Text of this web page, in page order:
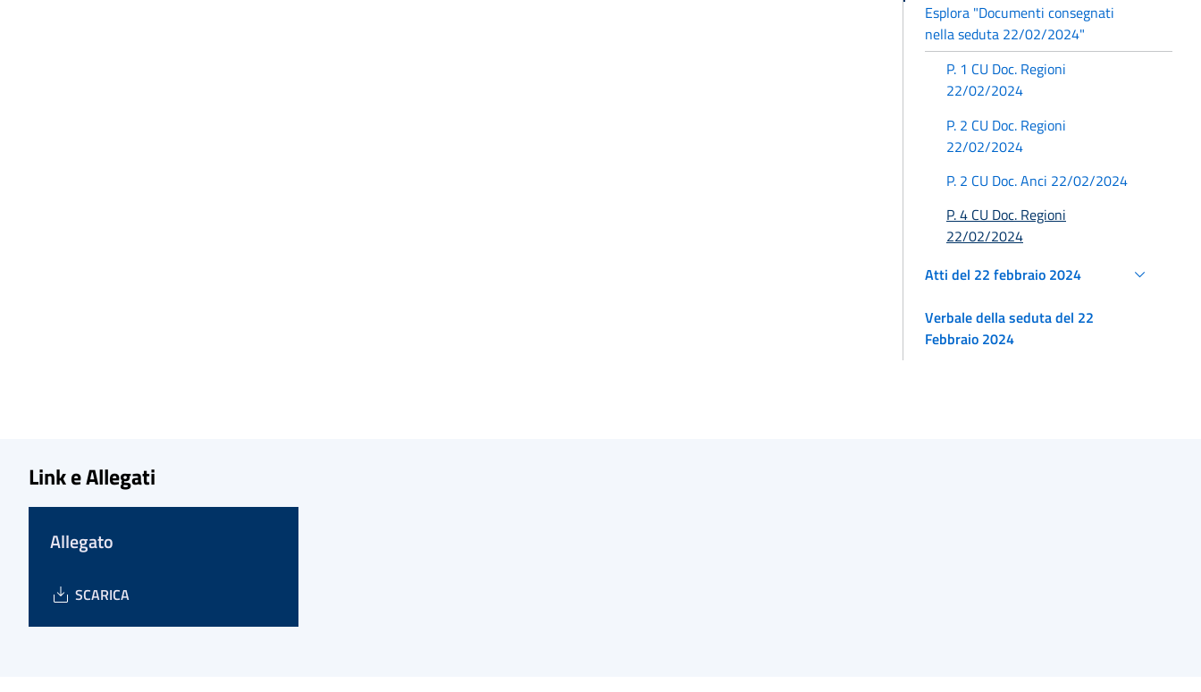
Esplora "Documenti consegnati
nella seduta 22/02/2024"
P. 1 CU Doc. Regioni
22/02/2024
P. 2 CU Doc. Regioni
22/02/2024
P. 2 CU Doc. Anci 22/02/2024
P. 4 CU Doc. Regioni
22/02/2024
Atti del 22 febbraio 2024
Verbale della seduta del 22
Febbraio 2024
Link e Allegati
Allegato
SCARICA